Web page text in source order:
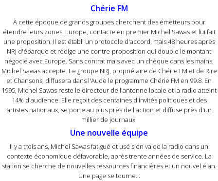
Chérie FM
À cette époque de grands groupes cherchent des émetteurs pour
étendre leurs zones. Europe, contacte en premier Michel Sawas et lui fait
une proposition. Il est établi un protocole d'accord, mais 48 heures après
NRJ d'ébarque et rédige une contre-proposition qui double le montant
négocié avec Europe. Sans contrat mais avec un chèque dans les mains,
Michel Sawas accepte. Le groupe NRJ, propriétaire de Chérie FM et de Rire
et Chansons, diffusera dans l'Aude le programme Chérie FM en 99.8. En
1995, Michel Sawas reste le directeur de l'antenne locale et la radio atteint
14% d'audience. Elle reçoit des centaines d'invités politiques et des
artistes nationaux, se porte au plus près de l'action et diffuse près d'un
millier de journaux.
Une nouvelle équipe
Il y a trois ans, Michel Sawas fatigué et usé s'en va de la radio dans un
contexte économique défavorable, après trente années de service. La
station se cherche de nouvelles ressources financières et un nouvel élan.
Une page se tourne...